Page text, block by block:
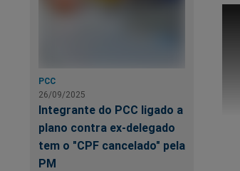
PCC
26/09/2025
Integrante do PCC ligado a
plano contra ex-delegado
tem o "CPF cancelado" pela
PM